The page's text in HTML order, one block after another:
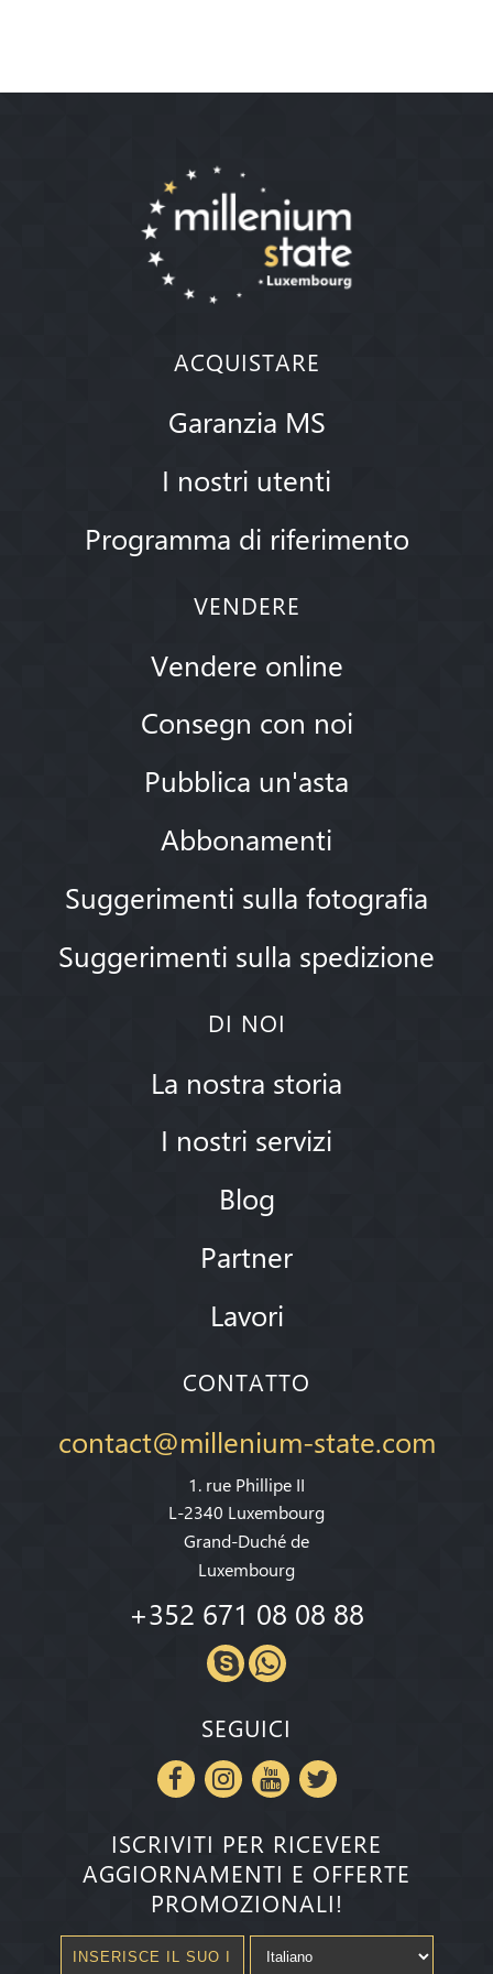
ACQUISTARE
Garanzia MS
I nostri utenti
Programma di riferimento
VENDERE
Vendere online
Consegn con noi
Pubblica un'asta
Abbonamenti
Suggerimenti sulla fotografia
Suggerimenti sulla spedizione
DI NOI
La nostra storia
I nostri servizi
Blog
Partner
Lavori
CONTATTO
contact@millenium-state.com
1. rue Phillipe II
L-2340 Luxembourg
Grand-Duché de
Luxembourg
+352 671 08 08 88
SEGUICI
ISCRIVITI PER RICEVERE
AGGIORNAMENTI E OFFERTE
PROMOZIONALI!